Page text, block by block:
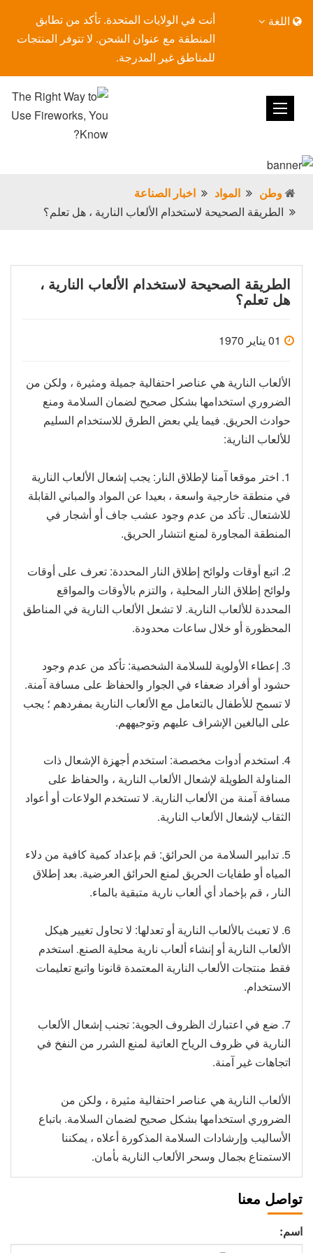
أنت في الولايات المتحدة. تأكد من تطابق
المنطقة مع عنوان الشحن. لا تتوفر المنتجات
للمناطق غير المدرجة.
اللغة
وطن المواد
اخبار الصناعة
الطريقة الصحيحة لاستخدام الألعاب النارية ، هل تعلم؟
الطريقة الصحيحة لاستخدام الألعاب النارية ،
هل تعلم؟
01 يناير 1970
الألعاب النارية هي عناصر احتفالية جميلة ومثيرة ، ولكن من
الضروري استخدامها بشكل صحيح لضمان السلامة ومنع
حوادث الحريق. فيما يلي بعض الطرق للاستخدام السليم
للألعاب النارية:
1. اختر موقعا آمنا لإطلاق النار: يجب إشعال الألعاب النارية
في منطقة خارجية واسعة ، بعيدا عن المواد والمباني القابلة
للاشتعال. تأكد من عدم وجود عشب جاف أو أشجار في
المنطقة المجاورة لمنع انتشار الحريق.
2. اتبع أوقات ولوائح إطلاق النار المحددة: تعرف على أوقات
ولوائح إطلاق النار المحلية ، والتزم بالأوقات والمواقع
المحددة للألعاب النارية. لا تشعل الألعاب النارية في المناطق
المحظورة أو خلال ساعات محدودة.
3. إعطاء الأولوية للسلامة الشخصية: تأكد من عدم وجود
حشود أو أفراد ضعفاء في الجوار والحفاظ على مسافة آمنة.
لا تسمح للأطفال بالتعامل مع الألعاب النارية بمفردهم ؛ يجب
على البالغين الإشراف عليهم وتوجيههم.
4. استخدم أدوات مخصصة: استخدم أجهزة الإشعال ذات
المناولة الطويلة لإشعال الألعاب النارية ، والحفاظ على
مسافة آمنة من الألعاب النارية. لا تستخدم الولاعات أو أعواد
الثقاب لإشعال الألعاب النارية.
5. تدابير السلامة من الحرائق: قم بإعداد كمية كافية من دلاء
المياه أو طفايات الحريق لمنع الحرائق العرضية. بعد إطلاق
النار ، قم بإخماد أي ألعاب نارية متبقية بالماء.
6. لا تعبث بالألعاب النارية أو تعدلها: لا تحاول تغيير هيكل
الألعاب النارية أو إنشاء ألعاب نارية محلية الصنع. استخدم
فقط منتجات الألعاب النارية المعتمدة قانونا واتبع تعليمات
الاستخدام.
7. ضع في اعتبارك الظروف الجوية: تجنب إشعال الألعاب
النارية في ظروف الرياح العاتية لمنع الشرر من النفخ في
اتجاهات غير آمنة.
الألعاب النارية هي عناصر احتفالية مثيرة ، ولكن من
الضروري استخدامها بشكل صحيح لضمان السلامة. باتباع
الأساليب وإرشادات السلامة المذكورة أعلاه ، يمكننا
الاستمتاع بجمال وسحر الألعاب النارية بأمان.
تواصل معنا
اسم: